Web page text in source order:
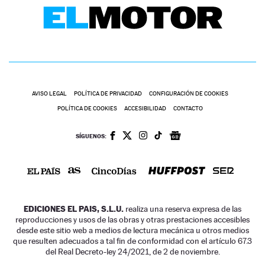
AVISO LEGAL POLÍTICA DE PRIVACIDAD CONFIGURACIÓN DE COOKIES
POLÍTICA DE COOKIES ACCESIBILIDAD CONTACTO
SÍGUENOS:
EDICIONES EL PAIS, S.L.U. realiza una reserva expresa de las
reproducciones y usos de las obras y otras prestaciones accesibles
desde este sitio web a medios de lectura mecánica u otros medios
que resulten adecuados a tal fin de conformidad con el artículo 67.3
del Real Decreto-ley 24/2021, de 2 de noviembre.